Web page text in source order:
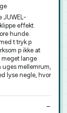
JUWEL-
effekt.
hunde.
t tryk p
p ikke at
meget lange
uges mellemrum,
lyse negle, hvor